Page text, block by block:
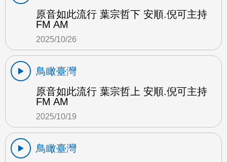
原音如此流行 葉宗哲下 安順.倪可主持
FM AM
2025/10/26
鳥瞰臺灣
原音如此流行 葉宗哲上 安順.倪可主持
FM AM
2025/10/19
鳥瞰臺灣